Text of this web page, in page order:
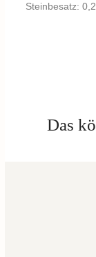
Steinbesatz:
Das